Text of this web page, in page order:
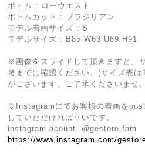
ボトム : ローウエスト
ボトムカット : ブラジリアン
モデル着画サイズ : S
モデルサイズ : B85 W63 U69 H91
※画像をスライドして頂きますと、
考までに確認ください。(サイズ表
がございます。ご了承くださいませ
※Instagramにてお客様の着画を
していただければ幸いです。
instagram acount: @gestore.fam
https://www.instagram.com/